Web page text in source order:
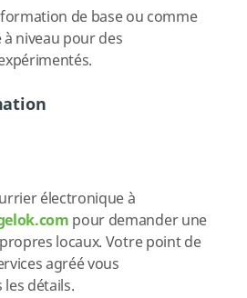
de base ou comme
niveau pour des
électronique à
pour demander une
locaux. Votre point de
agréé vous
détails.